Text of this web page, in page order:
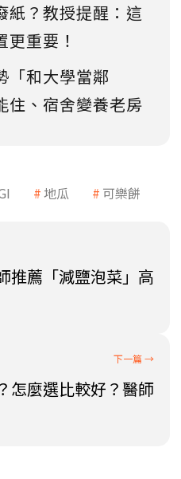
紙？教授提醒：這
重要！
「和大學當鄰
住、宿舍變養老房
地瓜 可樂餅
推薦「減鹽泡菜」高
怎麼選比較好？醫師